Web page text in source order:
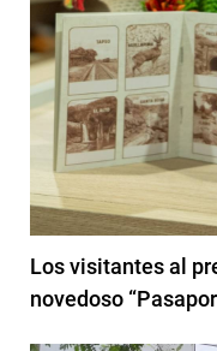
Los visitantes al
novedoso